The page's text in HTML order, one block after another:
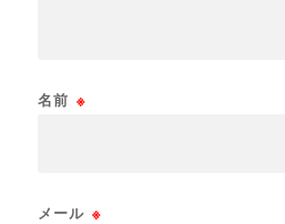
名前 ※
メール ※